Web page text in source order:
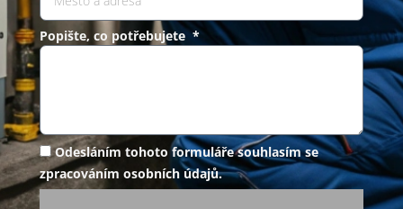
Popište, co potřebujete *
Odesláním tohoto formuláře souhlasím se
zpracováním osobních údajů.